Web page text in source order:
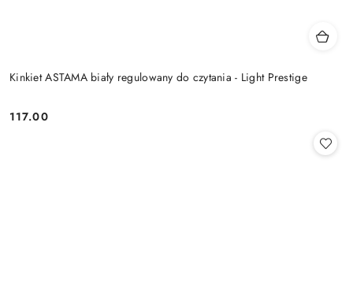
Kinkiet ASTAMA biały regulowany do czytania - Light Prestige
Cena:
117.00